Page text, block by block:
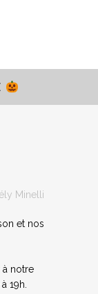
Minelli
et nos
à notre
19h.